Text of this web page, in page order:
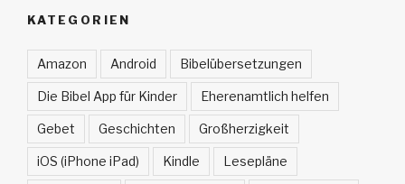
KATEGORIEN
Amazon Android Bibelübersetzungen
Die Bibel App für Kinder Eherenamtlich helfen
Gebet Geschichten Großherzigkeit
iOS (iPhone iPad) Kindle Lesepläne